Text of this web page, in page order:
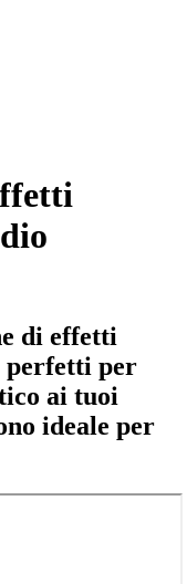
di effetti
perfetti per
ai tuoi
ideale per